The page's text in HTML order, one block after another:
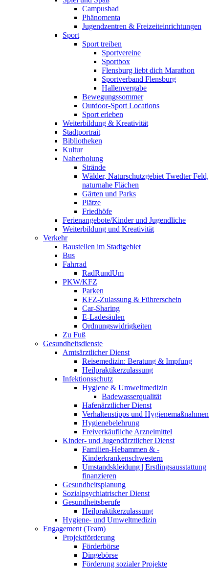
Campusbad
Phänomenta
Jugendzentren & Freizeiteinrichtungen
Sport
Sport treiben
Sportvereine
Sportbox
Flensburg liebt dich Marathon
Sportverband Flensburg
Hallenvergabe
Bewegungssommer
Outdoor-Sport Locations
Sport erleben
Weiterbildung & Kreativität
Stadtportrait
Bibliotheken
Kultur
Naherholung
Strände
Wälder, Naturschutzgebiet Twedter Feld,
naturnahe Flächen
Gärten und Parks
Plätze
Friedhöfe
Ferienangebote/Kinder und Jugendliche
Weiterbildung und Kreativität
Verkehr
Baustellen im Stadtgebiet
Bus
Fahrrad
RadRundUm
PKW/KFZ
Parken
KFZ-Zulassung & Führerschein
Car-Sharing
E-Ladesäulen
Ordnungswidrigkeiten
Zu Fuß
Gesundheitsdienste
Amtsärztlicher Dienst
Reisemedizin: Beratung & Impfung
Heilpraktikerzulassung
Infektionsschutz
Hygiene & Umweltmedizin
Badewasserqualität
Hafenärztlicher Dienst
Verhaltenstipps und Hygienemaßnahmen
Hygienebelehrung
Freiverkäufliche Arzneimittel
Kinder- und Jugendärztlicher Dienst
Familien-Hebammen & -
Kinderkrankenschwestern
Umstandskleidung | Erstlingsausstattung
finanzieren
Gesundheitsplanung
Sozialpsychiatrischer Dienst
Gesundheitsberufe
Heilpraktikerzulassung
Hygiene- und Umweltmedizin
Engagement (Team)
Projektförderung
Förderbörse
Dingebörse
Förderung sozialer Projekte